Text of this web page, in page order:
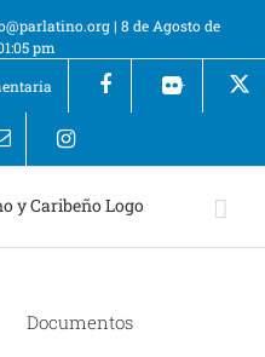
| 8 de Agosto de
pm
+
Documentos